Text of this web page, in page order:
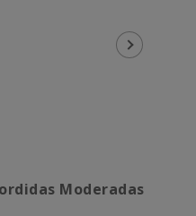
Moderadas